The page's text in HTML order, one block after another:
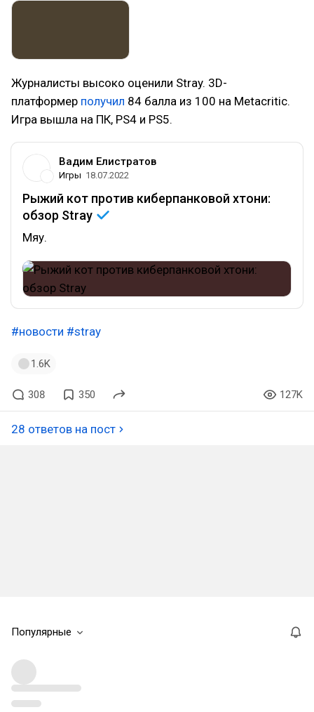
Журналисты высоко оценили Stray. 3D-
платформер получил 84 балла из 100 на Metacritic.
Игра вышла на ПК, PS4 и PS5.
Вадим Елистратов
Игры 18.07.2022
Рыжий кот против киберпанковой хтони:
обзор Stray
Мяу.
#новости #stray
1.6K
308 350 127K
28 ответов на пост
Популярные